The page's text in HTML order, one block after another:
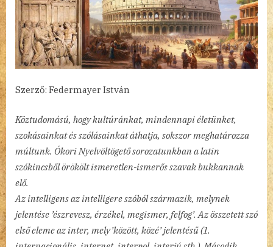
Szerző: Federmayer István
Köztudomású, hogy kultúránkat, mindennapi életünket,
szokásainkat és szólásainkat áthatja, sokszor meghatározza
múltunk. Ókori Nyelvöltögető sorozatunkban a latin
szókincsből örökölt ismeretlen-ismerős szavak bukkannak
elő.
Az intelligens az intelligere szóból származik, melynek
jelentése ’észrevesz, érzékel, megismer, felfog’. Az összetett szó
első eleme az inter, mely’között, közé’ jelentésű (1.